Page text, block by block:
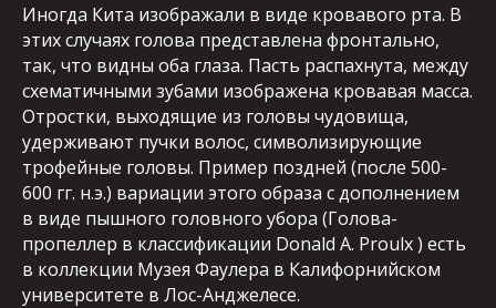
Иногда Кита изображали в виде кровавого рта. В
этих случаях голова представлена фронтально,
так, что видны оба глаза. Пасть распахнута, между
схематичными зубами изображена кровавая масса.
Отростки, выходящие из головы чудовища,
удерживают пучки волос, символизирующие
трофейные головы. Пример поздней (после 500-
600 гг. н.э.) вариации этого образа с дополнением
в виде пышного головного убора (Голова-
пропеллер в классификации Donald A. Proulx ) есть
в коллекции Музея Фаулера в Калифорнийском
университете в Лос-Анджелесе.